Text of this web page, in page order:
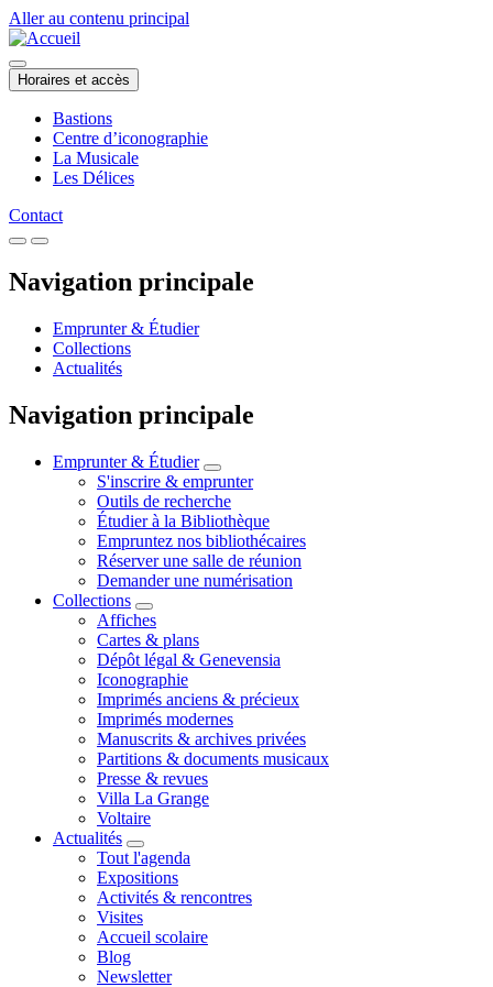
Aller au contenu principal
Horaires et accès
Bastions
Centre d’iconographie
La Musicale
Les Délices
Contact
Navigation principale
Emprunter & Étudier
Collections
Actualités
Navigation principale
Emprunter & Étudier
S'inscrire & emprunter
Outils de recherche
Étudier à la Bibliothèque
Empruntez nos bibliothécaires
Réserver une salle de réunion
Demander une numérisation
Collections
Affiches
Cartes & plans
Dépôt légal & Genevensia
Iconographie
Imprimés anciens & précieux
Imprimés modernes
Manuscrits & archives privées
Partitions & documents musicaux
Presse & revues
Villa La Grange
Voltaire
Actualités
Tout l'agenda
Expositions
Activités & rencontres
Visites
Accueil scolaire
Blog
Newsletter